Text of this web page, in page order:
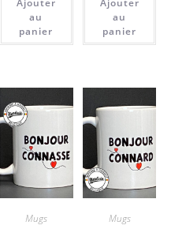
Ajouter
au
panier
Ajouter
au
panier
Mugs Mugs